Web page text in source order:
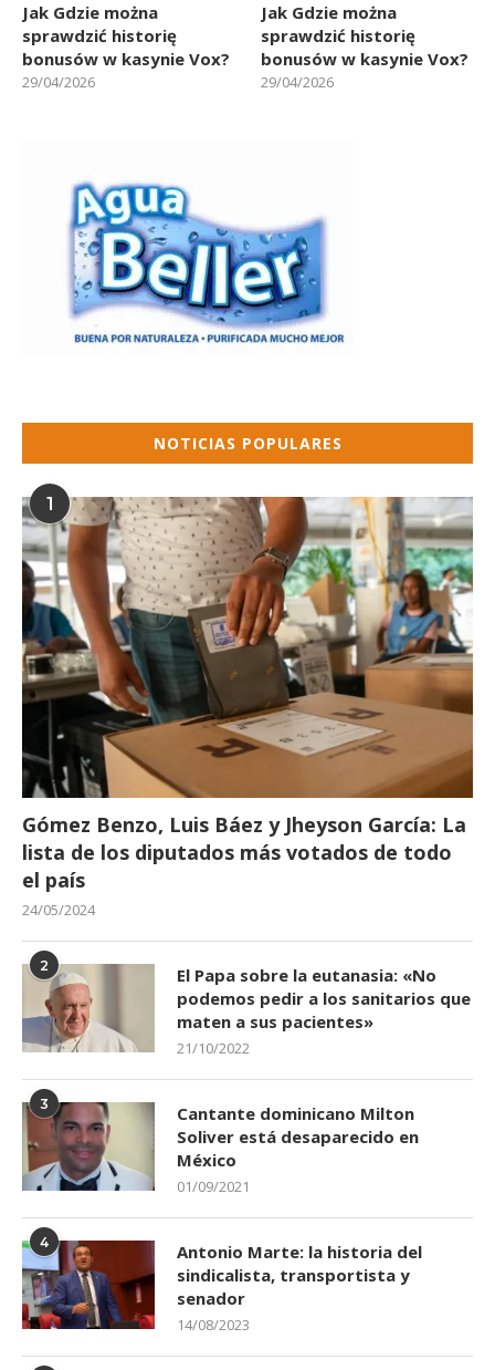
Jak Gdzie można
sprawdzić historię
bonusów w kasynie Vox?
29/04/2026
Jak Gdzie można
sprawdzić historię
bonusów w kasynie Vox?
29/04/2026
NOTICIAS POPULARES
1
Gómez Benzo, Luis Báez y Jheyson García: La
lista de los diputados más votados de todo
el país
24/05/2024
2
El Papa sobre la eutanasia: «No
podemos pedir a los sanitarios que
maten a sus pacientes»
21/10/2022
3
Cantante dominicano Milton
Soliver está desaparecido en
México
01/09/2021
4
Antonio Marte: la historia del
sindicalista, transportista y
senador
14/08/2023